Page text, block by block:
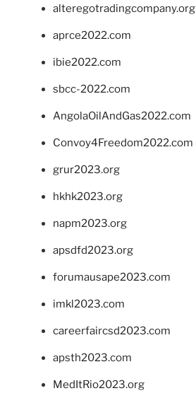
alteregotradingcompany.org
aprce2022.com
ibie2022.com
sbcc-2022.com
AngolaOilAndGas2022.com
Convoy4Freedom2022.com
grur2023.org
hkhk2023.org
napm2023.org
apsdfd2023.org
forumausape2023.com
imkl2023.com
careerfaircsd2023.com
apsth2023.com
MedItRio2023.org